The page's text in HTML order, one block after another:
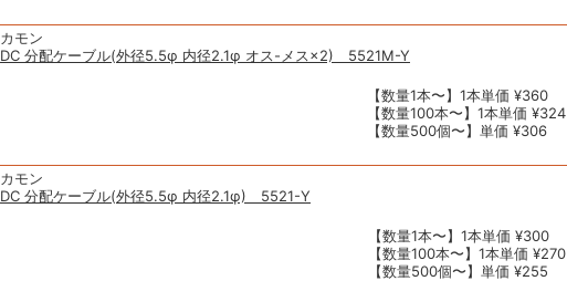
カモン
DC 分配ケーブル(外径5.5φ 内径2.1φ オス-メス×2) 5521M-Y
【数量1本〜】1本単価 ¥360
【数量100本〜】1本単価 ¥324
【数量500個〜】単価 ¥306
カモン
DC 分配ケーブル(外径5.5φ 内径2.1φ) 5521-Y
【数量1本〜】1本単価 ¥300
【数量100本〜】1本単価 ¥270
【数量500個〜】単価 ¥255